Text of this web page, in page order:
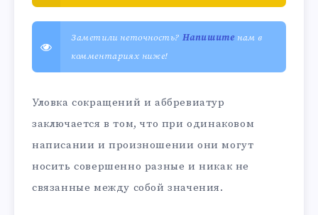
Заметили неточность? Напишитенам в
комментариях ниже!
Уловка сокращений и аббревиатур
заключается в том, что при одинаковом
написании и произношении они могут
носить совершенно разные и никак не
связанные между собой значения.